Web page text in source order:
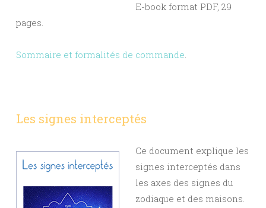
E-book format PDF, 29
pages.
Sommaire et formalités de commande.
Les signes interceptés
Ce document explique les
signes interceptés dans
les axes des signes du
zodiaque et des maisons.